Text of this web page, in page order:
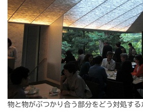
物と物がぶつかり合う部分をどう対処す